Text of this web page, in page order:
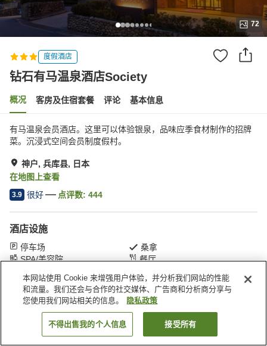
72
度假酒店
钻石有马温泉酒店Society
概况 客房及住宿套餐 评论 基本信息
有马温泉会员酒店。这里可以体验银泉，品味应季食材制作的招牌
菜。沉浸式空间会员制度假村。
神户, 兵库县, 日本
在地图上查看
3.9 很好 点评数: 444
酒店设施
停车场
桑拿
SPA/美容院
餐厅
首页 日本 兵库县 神户 钻石有马温泉酒店Society
搜索客房
本网站使用 Cookie 来增强用户体验，并分析我们网站的性能
和流量。我们还会与合作的社交媒体、广告商和分析商分享与
您使用我们网站相关的信息。
隐私政策
不得出售我的个人信息 接受所有